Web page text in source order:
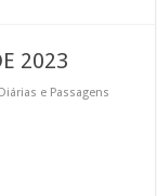
2023
Diárias e Passagens